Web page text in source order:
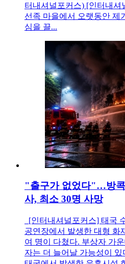
터내셔널포커스) [인터내셔
선족 마을에서 오랫동안 제
심을 끌...
"출구가 없었다"…방
사, 최소 30명 사망
[인터내셔널포커스] 태국
공연장에서 발생한 대형 화
여 명이 다쳤다. 부상자 가
자는 더 늘어날 가능성이